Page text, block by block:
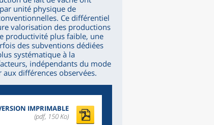
unité physique de
Ce différentiel
valorisation des productions
productivité plus faible, une
des subventions dédiées
systématique à la
indépendants du mode
différences observées.
IMPRIMABLE
(pdf, 150 Ko)